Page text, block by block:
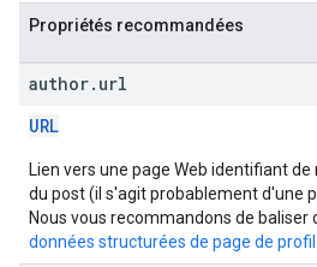
Propriétés recommandées
author. url
URL
Lien vers une page Web identifiant
du post (il s'agit probablement d'une
Nous vous recommandons de baliser
données structurées de page de profil